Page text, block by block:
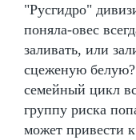
"Русгидро"
поняла-овес
заливать, или
сцеженую
семейный цикл
группу риска
может привести